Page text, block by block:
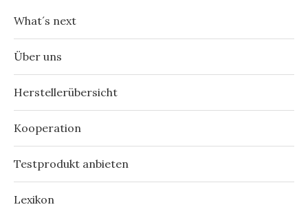
What´s next
Über uns
Herstellerübersicht
Kooperation
Testprodukt anbieten
Lexikon